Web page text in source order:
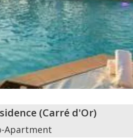
(Carré d'Or)
Apartment